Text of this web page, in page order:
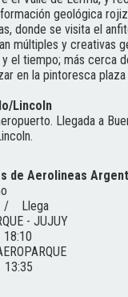
geológica
donde se visita el
múltiples y creativas
el tiempo; más cerca
en la pintoresca plaza
Lincoln
Llegada a
de Aerolineas
-